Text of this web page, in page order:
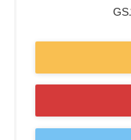
GS